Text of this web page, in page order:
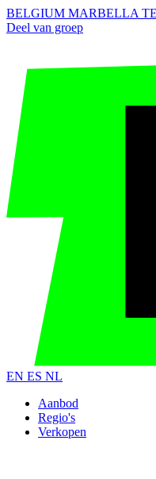
BELGIUM MARBELLA
Deel van groep
EN ES NL
Aanbod
Regio's
Verkopen